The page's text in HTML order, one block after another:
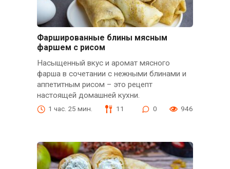
Фаршированные блины мясным
фаршем с рисом
Насыщенный вкус и аромат мясного
фарша в сочетании с нежными блинами и
аппетитным рисом – это рецепт
настоящей домашней кухни.
1 час. 25 мин. 11 0 946